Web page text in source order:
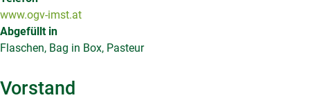
www.ogv-imst.at
Abgefüllt in
Flaschen, Bag in Box, Pasteur
Vorstand